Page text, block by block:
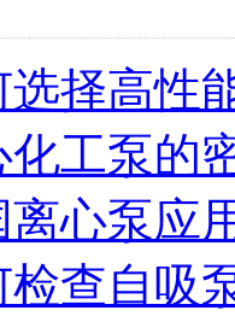
选择高性
化工泵的
离心泵应
检查自吸